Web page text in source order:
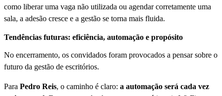
como liberar uma vaga não utilizada ou agendar corretamente uma
sala, a adesão cresce e a gestão se torna mais fluida.
Tendências futuras: eficiência, automação e propósito
No encerramento, os convidados foram provocados a pensar sobre o
futuro da gestão de escritórios.
Para Pedro Reis, o caminho é claro: a automação será cada vez